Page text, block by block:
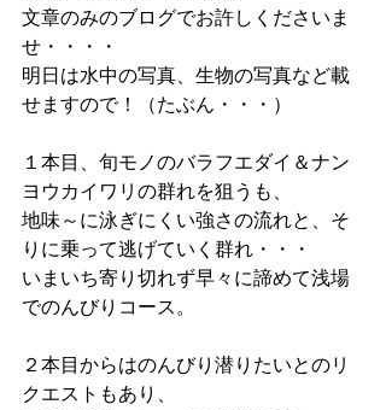
文章のみのブログでお許しくださいま
せ・・・・
明日は水中の写真、生物の写真など載
せますので！（たぶん・・・）
１本目、旬モノのバラフエダイ＆ナン
ヨウカイワリの群れを狙うも、
地味～に泳ぎにくい強さの流れと、そ
りに乗って逃げていく群れ・・・
いまいち寄り切れず早々に諦めて浅場
でのんびりコース。
２本目からはのんびり潜りたいとのリ
クエストもあり、